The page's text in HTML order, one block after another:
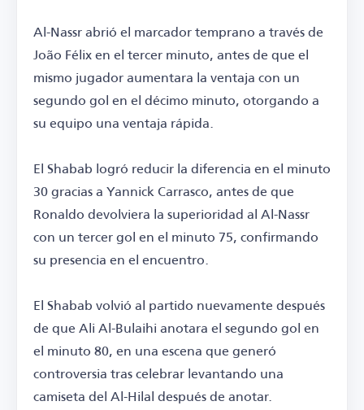
Al-Nassr abrió el marcador temprano a través de
João Félix en el tercer minuto, antes de que el
mismo jugador aumentara la ventaja con un
segundo gol en el décimo minuto, otorgando a
su equipo una ventaja rápida.
El Shabab logró reducir la diferencia en el minuto
30 gracias a Yannick Carrasco, antes de que
Ronaldo devolviera la superioridad al Al-Nassr
con un tercer gol en el minuto 75, confirmando
su presencia en el encuentro.
El Shabab volvió al partido nuevamente después
de que Ali Al-Bulaihi anotara el segundo gol en
el minuto 80, en una escena que generó
controversia tras celebrar levantando una
camiseta del Al-Hilal después de anotar.